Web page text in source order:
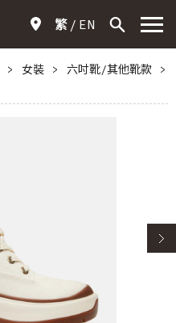
繁 EN
> 女裝 > 六吋靴/其他靴款
>